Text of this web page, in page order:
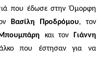
που έδωσε στην Όμορφη
Βασίλη Προδρόμου, τον
και τον
Γιάννη
που έστησαν για να